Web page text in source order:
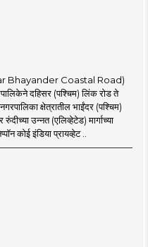
Bhayander Coastal Road)
दहिसर (पश्चिम) लिंक रोड ते
क्षेत्रातील भाईंदर (पश्चिम)
उन्नत (एलिव्हेटेड) मार्गाच्या
कोई इंडिया प्रायव्हेट ..